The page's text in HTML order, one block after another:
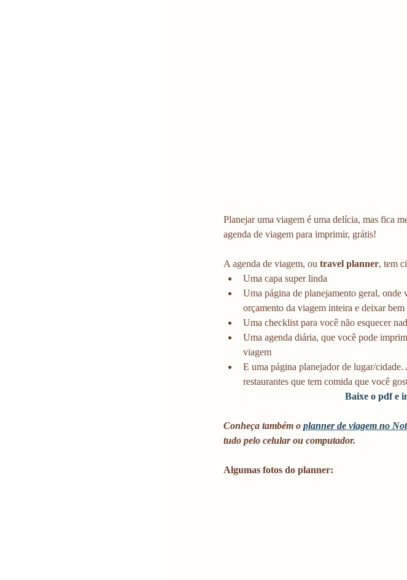
Planejar uma viagem é uma delícia, mas fica
agenda de viagem para imprimir, grátis!
A agenda de viagem, ou travel planner, tem
Uma capa super linda
Uma página de planejamento geral, onde
orçamento da viagem inteira e deixar
Uma checklist para você não esquecer
Uma agenda diária, que você pode
viagem
E uma página planejador de lugar/
restaurantes que tem comida que você
Baixe o pdf e
Conheça também o planner de viagem no
tudo pelo celular ou computador.
Algumas fotos do planner: